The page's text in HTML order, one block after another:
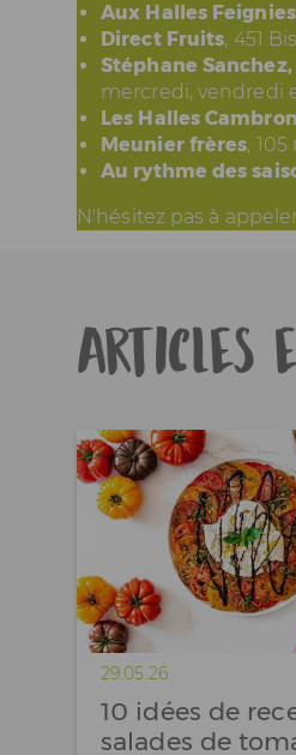
Aux Halles Feignies
Direct Fruits, 451
Stéphane Sanchez,
mercredi, vendredi
Les Halles
Meunier frères,
Au rythme des
N'hésitez pas à
Articles
29.05.26
10 idées de
salades de